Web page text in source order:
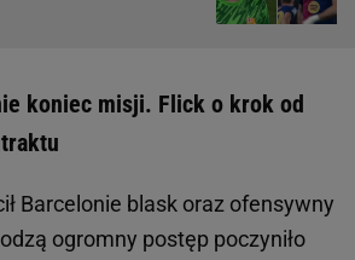
koniec misji. Flick o krok od
Barcelonie blask oraz ofensywny
ogromny postęp poczyniło